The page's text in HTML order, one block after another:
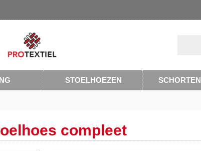
STOELHOEZEN SCHORTEN
compleet